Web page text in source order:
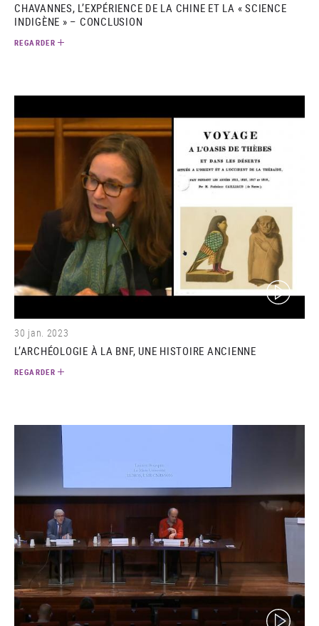
CHAVANNES, L’EXPÉRIENCE DE LA CHINE ET LA « SCIENCE
INDIGÈNE » – CONCLUSION
REGARDER
(video)
30 jan. 2023
L’ARCHÉOLOGIE À LA BNF, UNE HISTOIRE ANCIENNE
REGARDER
(video)